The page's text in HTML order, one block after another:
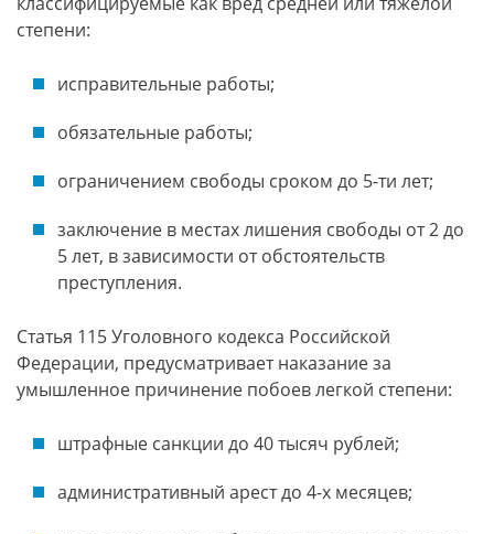
степени:
исправительные работы;
обязательные работы;
ограничением свободы сроком до 5-ти лет;
заключение в местах лишения свободы от 2 до
5 лет, в зависимости от обстоятельств
преступления.
Статья 115 Уголовного кодекса Российской
Федерации, предусматривает наказание за
умышленное причинение побоев легкой степени:
штрафные санкции до 40 тысяч рублей;
административный арест до 4-х месяцев;